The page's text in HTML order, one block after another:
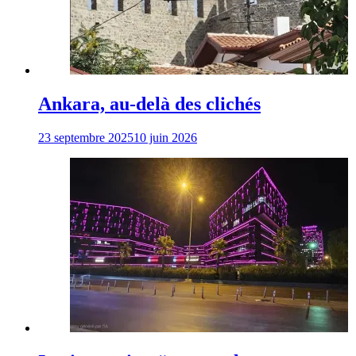
Ankara, au-delà des clichés
23 septembre 202510 juin 2026